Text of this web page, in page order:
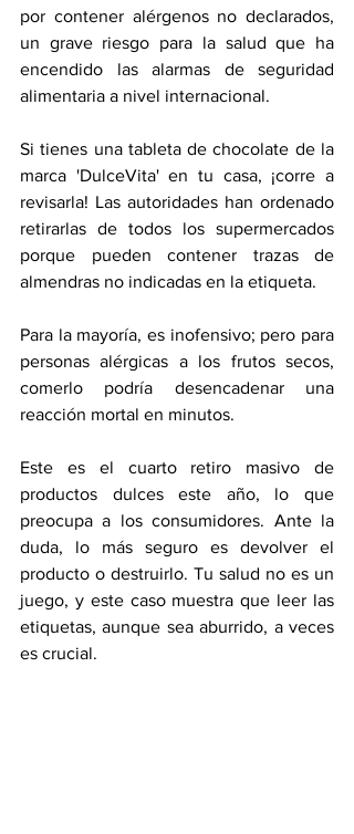
por contener alérgenos no declarados,
un grave riesgo para la salud que ha
encendido las alarmas de seguridad
alimentaria a nivel internacional.
Si tienes una tableta de chocolate de la
marca 'DulceVita' en tu casa, ¡corre a
revisarla! Las autoridades han ordenado
retirarlas de todos los supermercados
porque pueden contener trazas de
almendras no indicadas en la etiqueta.
Para la mayoría, es inofensivo; pero para
personas alérgicas a los frutos secos,
comerlo podría desencadenar una
reacción mortal en minutos.
Este es el cuarto retiro masivo de
productos dulces este año, lo que
preocupa a los consumidores. Ante la
duda, lo más seguro es devolver el
producto o destruirlo. Tu salud no es un
juego, y este caso muestra que leer las
etiquetas, aunque sea aburrido, a veces
es crucial.